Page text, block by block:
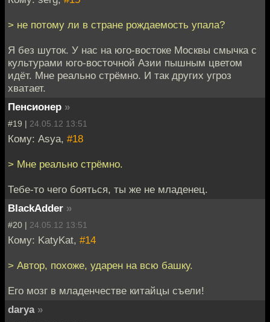
> не потому ли в стране рождаемость упала?
Я без шуток. У нас на юго-востоке Москвы смычка с
культурами юго-восточной Азии пышным цветом
идёт. Мне реально стрёмно. И так других угроз
хватает.
Пенсионер »
#19 | 24.05.12 13:51
Кому: Asya, #18
> Мне реально стрёмно.
Тебе-то чего бояться, ты же не младенец.
BlackAdder »
#20 | 24.05.12 13:51
Кому: KatyKat, #14
> Автор, похоже, ударен на всю башку.
Его мозг в младенчестве китайцы съели!
darya »